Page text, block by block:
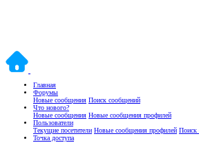
Главная
Форумы
Новые сообщения Поиск сообщений
Что нового?
Новые сообщения Новые сообщения профилей
Пользователи
Текущие посетители Новые сообщения профилей Поиск
Точка доступа